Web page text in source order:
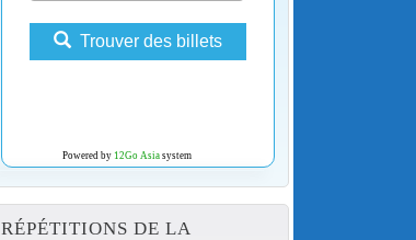
Trouver des billets
Powered by 12Go Asiasystem
RÉPÉTITIONS DE LA